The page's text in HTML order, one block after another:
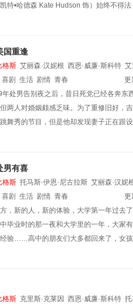
特•哈德森 Kate Hudson 饰）始终不得
国重逢
格斯 艾丽森·汉妮根 西恩·威廉·斯科特 艾
喜剧 生活 剧情 青春
更
年处男告别夜之后，昔日死党已经各奔东
两人对婚姻颇感乏味。为了重修旧好，
舞秀的节目，但是他却发现妻子正在跟
男有喜
格斯 托马斯·伊恩·尼古拉斯 艾丽森·汉妮
喜剧 生活 剧情 青春
更
，新的人，新的体验，大学第一年过去
毕业时的那一夜和大学里的一年，大家
验……高中的朋友们大多都回来了，女
格斯 克里斯·克莱因 西恩·威廉·斯科特 托